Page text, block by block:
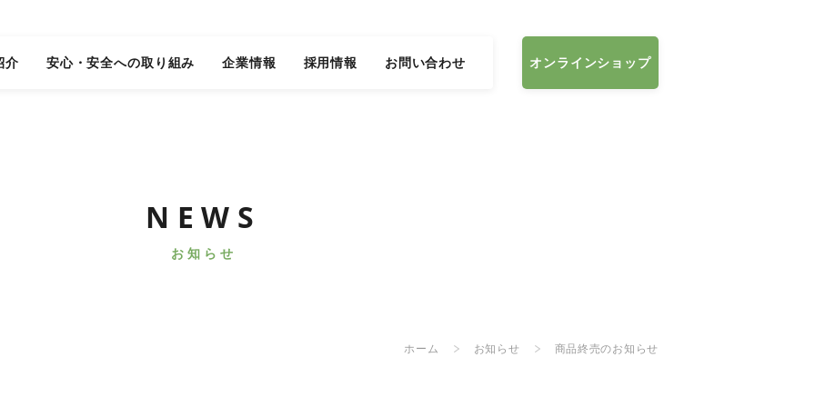
介 安心・安全への取り組み 企業情報 採用情報 お問い合わせ オンラインショップ
NEWS
お知らせ
ホーム お知らせ 商品終売のお知らせ